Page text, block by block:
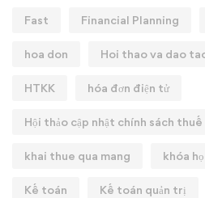
Fast Financial Planning
hoa don Hoi thao va dao
HTKK hóa đơn điện tử
Hội thảo cập nhật chính sách thuế
khai thue qua mang khóa
Kế toán Kế toán quản trị